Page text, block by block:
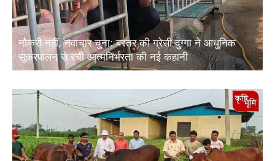
नौकरी नहीं, नवाचार चुना: बस्तर की ग्रेसी दुग्गा ने आधुनिक
सूकरपालन से रची आत्मनिर्भरता की नई कहानी